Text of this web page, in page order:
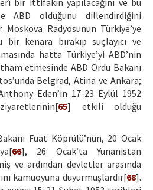
bir ittifakın yapılacağını ve bu
ABD olduğunu dillendirdiğini
Radyosunun Türkiye’ye
kenara bırakıp suçlayıcı ve
hatta Türkiye’yi ABD’nin
etmesinde ABD Ordu Bakanı
Belgrad, Atina ve Ankara;
Eden’in 17-23 Eylül 1952
65] etkili olduğu
Fuat Köprülü’nün, 20 Ocak
66], 26 Ocak’ta Yunanistan
ve ardından devletler arasında
kamuoyuna duyurmuşlardır[68].